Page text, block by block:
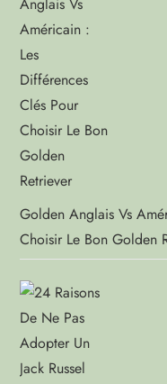
Golden Anglais Vs
Choisir Le Bon Golden